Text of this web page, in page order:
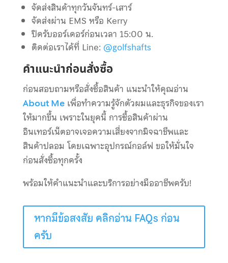
จัดส่งสินค้าทุกวันจันทร์-เสาร์
จัดส่งผ่าน EMS หรือ Kerry
ปิดรับออร์เดอร์ก่อนเวลา 15:00 น.
ติดต่อเราได้ที่ Line: @golfshafts
คำแนะนำก่อนสั่งซื้อ
ก่อนสอบถามหรือสั่งซื้อสินค้า แนะนำให้คุณอ่าน
About Meเพื่อทำความรู้จักตัวผมและธุรกิจของเรา
ให้มากขึ้น เพราะในยุคนี้ การซื้อสินค้าผ่าน
อินเทอร์เน็ตอาจเจอความเสี่ยงจากมิจฉาชีพและ
สินค้าปลอม โดยเฉพาะอุปกรณ์กอล์ฟ ขอให้มั่นใจ
ก่อนสั่งซื้อทุกครั้ง
พร้อมให้คำแนะนำและบริการอย่างมืออาชีพครับ!
หากมีข้อสงสัย คลิกอ่าน FAQs ก่อน
ครับ